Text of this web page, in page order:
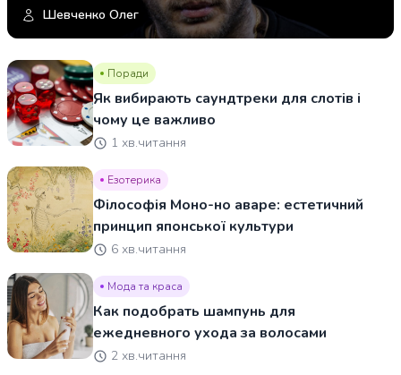
Шевченко Олег
Поради
Як вибирають саундтреки для слотів і
чому це важливо
1 хв.читання
Езотерика
Філософія Моно-но аваре: естетичний
принцип японської культури
6 хв.читання
Мода та краса
Как подобрать шампунь для
ежедневного ухода за волосами
2 хв.читання